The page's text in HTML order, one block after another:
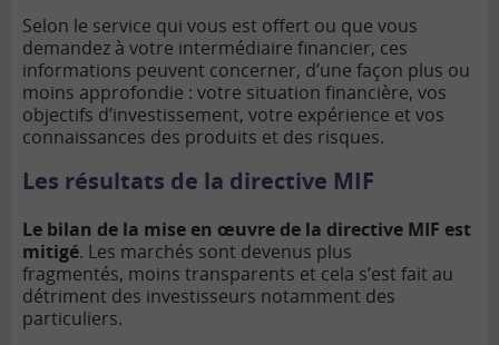
Selon le service qui vous est offert ou que vous
demandez à votre intermédiaire financier, ces
informations peuvent concerner, d’une façon plus ou
moins approfondie : votre situation financière, vos
objectifs d’investissement, votre expérience et vos
connaissances des produits et des risques.
Les résultats de la directive MIF
Le bilan de la mise en œuvre de la directive MIF est
mitigé. Les marchés sont devenus plus
fragmentés, moins transparents et cela s’est fait au
détriment des investisseurs notamment des
particuliers.